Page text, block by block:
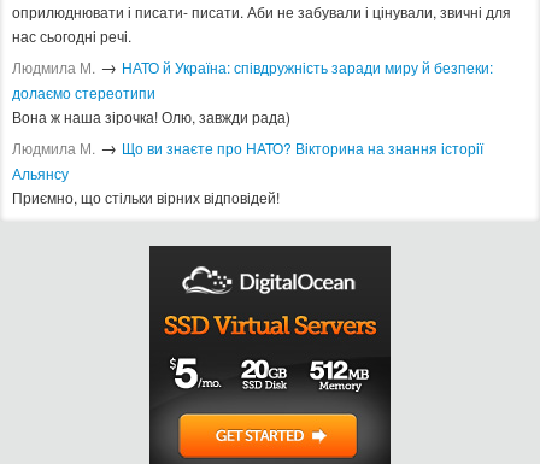
оприлюднювати і писати- писати. Аби не забували і цінували, звичні для
нас сьогодні речі.
Людмила М. → ​НАТО й Україна: співдружність заради миру й безпеки:
долаємо стереотипи
Вона ж наша зірочка! Олю, завжди рада)
Людмила М. → Що ви знаєте про НАТО? Вікторина на знання історії
Альянсу ​
Приємно, що стільки вірних відповідей!